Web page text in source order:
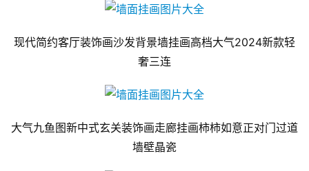
现代简约客厅装饰画沙发背景墙挂画高档大气2024新款轻
奢三连
大气九鱼图新中式玄关装饰画走廊挂画柿柿如意正对门过道
墙壁晶瓷